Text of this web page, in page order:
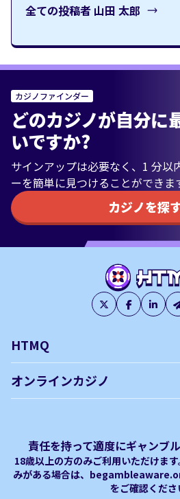
全ての投稿者 山田 太郎
カジノファインダー
どのカジノが自分に
いですか?
サインアップは必要なく、1 分以
ーを簡単に見つけることができま
カジノを探
HTMQ
オンラインカジノ
オンラインカジノ フリースピ
ン おすすめ
オンラインカジノ最新サイト
オン
責任を持って適度にギャンブ
18歳以上の方のみご利用いただけま
みがある場合は、
をご確認くださ